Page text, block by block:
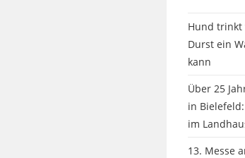
Hund trinkt
Durst ein
kann
Über 25
in
im
13. Messe